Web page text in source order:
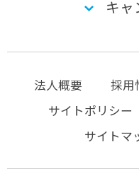
キ
法人概要 採用
サイトポリシー
サイトマ